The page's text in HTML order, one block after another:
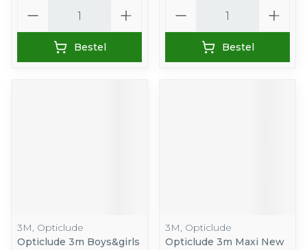
Bestel Bestel
3M, Opticlude
Opticlude 3m Boys&girls
3M, Opticlude
Opticlude 3m Maxi New